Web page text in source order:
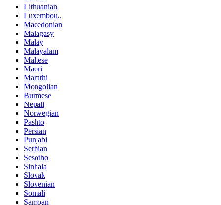
Lithuanian
Luxembou..
Macedonian
Malagasy
Malay
Malayalam
Maltese
Maori
Marathi
Mongolian
Burmese
Nepali
Norwegian
Pashto
Persian
Punjabi
Serbian
Sesotho
Sinhala
Slovak
Slovenian
Somali
Samoan